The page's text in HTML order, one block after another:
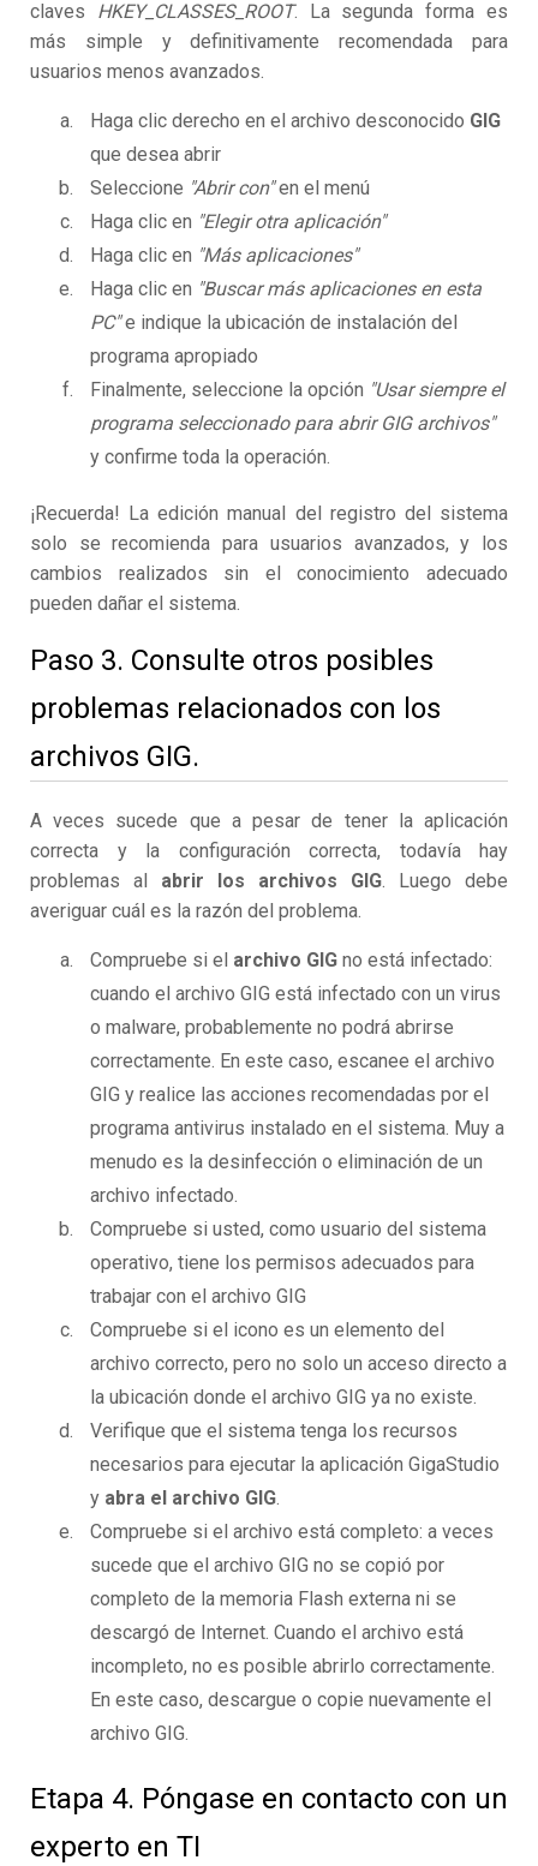
claves HKEY_CLASSES_ROOT. La segunda forma es
más simple y definitivamente recomendada para
usuarios menos avanzados.
Haga clic derecho en el archivo desconocido GIG
que desea abrir
Seleccione "Abrir con"en el menú
Haga clic en "Elegir otra aplicación"
Haga clic en "Más aplicaciones"
Haga clic en "Buscar más aplicaciones en esta
PC"e indique la ubicación de instalación del
programa apropiado
Finalmente, seleccione la opción "Usar siempre el
programa seleccionado para abrir GIG archivos"
y confirme toda la operación.
¡Recuerda! La edición manual del registro del sistema
solo se recomienda para usuarios avanzados, y los
cambios realizados sin el conocimiento adecuado
pueden dañar el sistema.
Paso 3. Consulte otros posibles
problemas relacionados con los
archivos GIG.
A veces sucede que a pesar de tener la aplicación
correcta y la configuración correcta, todavía hay
problemas al abrir los archivos GIG. Luego debe
averiguar cuál es la razón del problema.
Compruebe si el archivo GIG no está infectado:
cuando el archivo GIG está infectado con un virus
o malware, probablemente no podrá abrirse
correctamente. En este caso, escanee el archivo
GIG y realice las acciones recomendadas por el
programa antivirus instalado en el sistema. Muy a
menudo es la desinfección o eliminación de un
archivo infectado.
Compruebe si usted, como usuario del sistema
operativo, tiene los permisos adecuados para
trabajar con el archivo GIG
Compruebe si el icono es un elemento del
archivo correcto, pero no solo un acceso directo a
la ubicación donde el archivo GIG ya no existe.
Verifique que el sistema tenga los recursos
necesarios para ejecutar la aplicación GigaStudio
y abra el archivo GIG.
Compruebe si el archivo está completo: a veces
sucede que el archivo GIG no se copió por
completo de la memoria Flash externa ni se
descargó de Internet. Cuando el archivo está
incompleto, no es posible abrirlo correctamente.
En este caso, descargue o copie nuevamente el
archivo GIG.
Etapa 4. Póngase en contacto con un
experto en TI